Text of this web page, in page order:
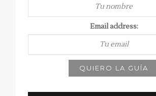
Email address: